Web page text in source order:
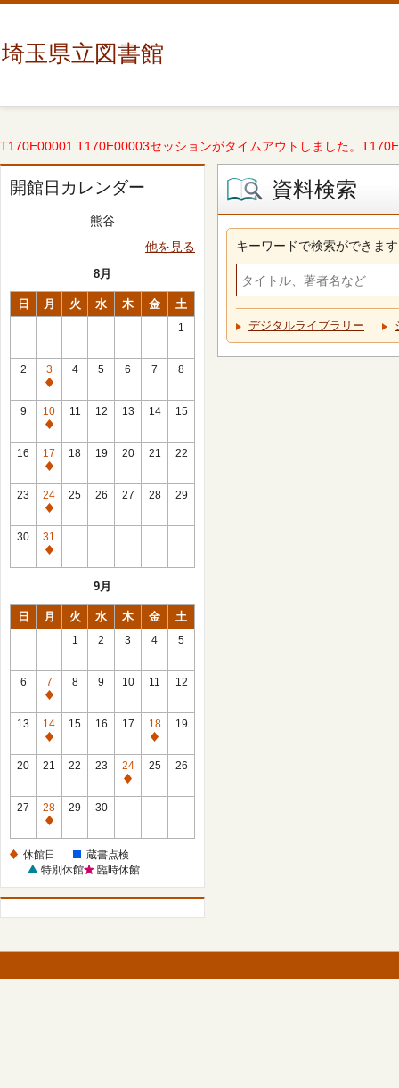
埼玉県立図書館
T170E00001 T170E00003セッションがタイムアウトしました。
開館日カレンダー
熊谷
他を見る
8月
日 月 火 水 木 金 土
1
2
3
休
館
日
4 5 6 7 8
9
10
休
館
日
11 12 13 14 15
16
17
休
館
日
18 19 20 21 22
23
24
休
館
日
25 26 27 28 29
30
31
休
9月
日 月 火 水 木 金 土
1 2 3 4 5
6
7
休
館
日
8 9 10 11 12
13
14
休
館
15 16 17
18
休
館
19
20 21 22 23
24
休
25 26
27
28
休
日
29 30
休館日
蔵書点検
特別休館
臨時休館
資料検索
キーワードで検索ができます
デジタルライブラリー